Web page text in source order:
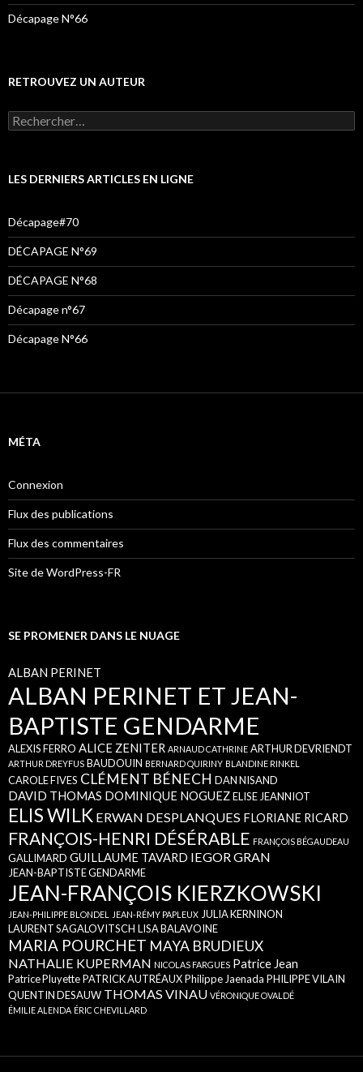
Décapage N°66
RETROUVEZ UN AUTEUR
Rechercher :
LES DERNIERS ARTICLES EN LIGNE
Décapage#70
DÉCAPAGE N°69
DÉCAPAGE N°68
Décapage n°67
Décapage N°66
MÉTA
Connexion
Flux des publications
Flux des commentaires
Site de WordPress-FR
SE PROMENER DANS LE NUAGE
ALBAN PERINET
ALBAN PERINET ET JEAN-
BAPTISTE GENDARME
ALEXIS FERRO ALICE ZENITER ARNAUD CATHRINE ARTHUR DEVRIENDT
ARTHUR DREYFUS BAUDOUIN BERNARD QUIRINY BLANDINE RINKEL
CAROLE FIVES CLÉMENT BÉNECH DAN NISAND
DAVID THOMAS DOMINIQUE NOGUEZELISE JEANNIOT
ELIS WILK ERWAN DESPLANQUES FLORIANE RICARD
FRANÇOIS-HENRI DÉSÉRABLE FRANÇOIS BÉGAUDEAU
GALLIMARD GUILLAUME TAVARD IEGOR GRAN
JEAN-BAPTISTE GENDARME
JEAN-FRANÇOIS KIERZKOWSKI
JEAN-PHILIPPE BLONDEL JEAN-RÉMY PAPLEUX JULIA KERNINON
LAURENT SAGALOVITSCH LISA BALAVOINE
MARIA POURCHET MAYA BRUDIEUX
NATHALIE KUPERMAN NICOLAS FARGUES Patrice Jean
Patrice PluyettePATRICK AUTRÉAUXPhilippe Jaenada PHILIPPE VILAIN
QUENTIN DESAUW THOMAS VINAU VÉRONIQUE OVALDÉ
ÉMILIE ALENDA ÉRIC CHEVILLARD